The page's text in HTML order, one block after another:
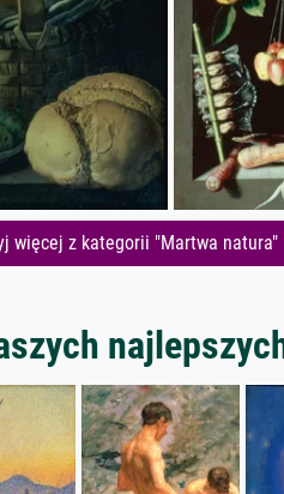
więcej z kategorii "Martwa natura"